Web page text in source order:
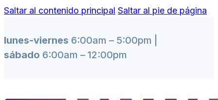
Saltar al contenido principal Saltar al pie de página
lunes-viernes 6:00am – 5:00pm |
sábado 6:00am – 12:00pm